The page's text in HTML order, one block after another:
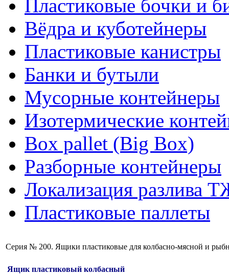
Пластиковые бочки и
Вёдра и куботейнеры
Пластиковые канистры
Банки и бутыли
Мусорные контейнеры
Изотермические
Box pallet (Big Box)
Разборные контейнеры
Локализация разлива
Пластиковые паллеты
Серия № 200. Ящики пластиковые для колбасно-мясной и
Ящик пластиковый колбасный